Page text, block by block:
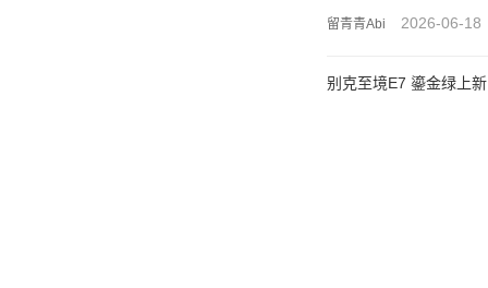
留青青Abi 2026-06-18
别克至境E7 鎏金绿上